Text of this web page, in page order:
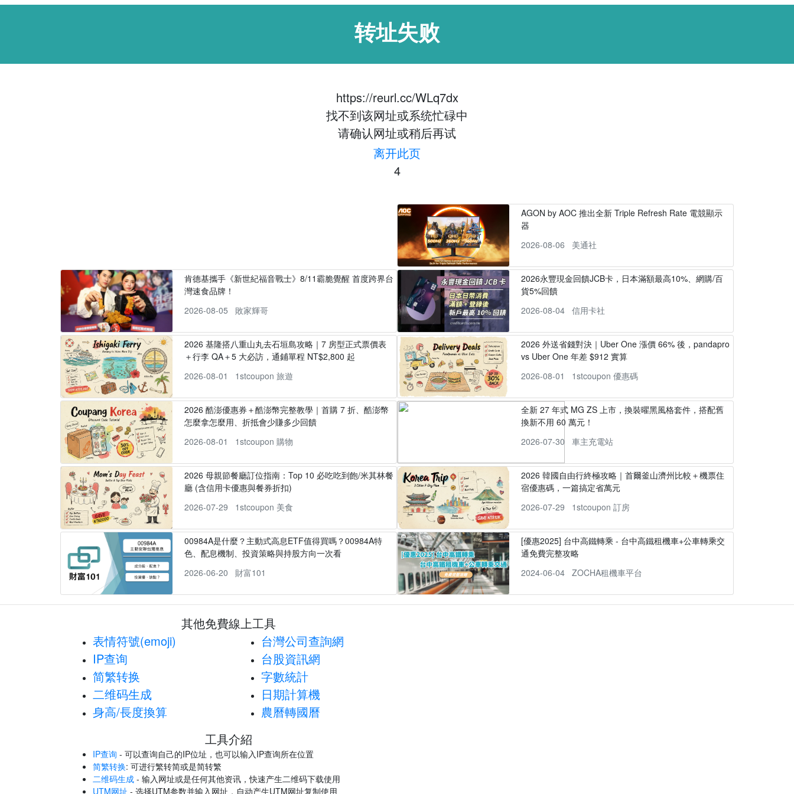
转址失败
https://reurl.cc/WLq7dx
找不到该网址或系统忙碌中
请确认网址或稍后再试
离开此页
4
AGON by AOC 推出全新 Triple Refresh Rate 電競顯示
器
2026-08-06
美通社
肯德基攜手《新世紀福音戰士》8/11霸脆覺醒 首度跨界台
灣速食品牌！
2026-08-05
敗家輝哥
2026永豐現金回饋JCB卡，日本滿額最高10%、網購/百
貨5%回饋
2026-08-04
信用卡社
2026 基隆搭八重山丸去石垣島攻略｜7 房型正式票價表
＋行李 QA＋5 大必訪，通鋪單程 NT$2,800 起
2026-08-01
1stcoupon 旅遊
2026 外送省錢對決｜Uber One 漲價 66% 後，pandapro
vs Uber One 年差 $912 實算
2026-08-01
1stcoupon 優惠碼
2026 酷澎優惠券＋酷澎幣完整教學｜首購 7 折、酷澎幣
怎麼拿怎麼用、折抵會少賺多少回饋
2026-08-01
1stcoupon 購物
全新 27 年式 MG ZS 上市，換裝曜黑風格套件，搭配舊
換新不用 60 萬元！
2026-07-30
車主充電站
2026 母親節餐廳訂位指南：Top 10 必吃吃到飽/米其林餐
廳 (含信用卡優惠與餐券折扣)
2026-07-29
1stcoupon 美食
2026 韓國自由行終極攻略｜首爾釜山濟州比較＋機票住
宿優惠碼，一篇搞定省萬元
2026-07-29
1stcoupon 訂房
00984A是什麼？主動式高息ETF值得買嗎？00984A特
色、配息機制、投資策略與持股方向一次看
2026-06-20
財富101
[優惠2025] 台中高鐵轉乘 - 台中高鐵租機車+公車轉乘交
通免費完整攻略
2024-06-04
ZOCHA租機車平台
其他免費線上工具
表情符號(emoji)
IP查询
简繁转换
二维码生成
身高/長度換算
台灣公司查詢網
台股資訊網
字數統計
日期計算機
農曆轉國曆
工具介紹
IP查询 - 可以查询自己的IP位址，也可以输入IP查询所在位置
简繁转换: 可进行繁转简或是简转繁
二维码生成 - 输入网址或是任何其他资讯，快速产生二维码下载使用
UTM网址 - 选择UTM参数并输入网址，自动产生UTM网址复制使用